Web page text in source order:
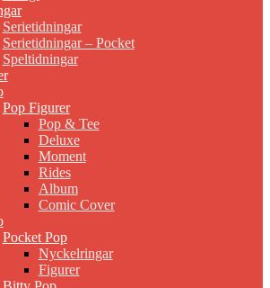
Serietidningar
Serietidningar – Pocket
Speltidningar
Pop Figurer
Pop & Tee
Deluxe
Moment
Rides
Album
Comic Cover
Pocket Pop
Nyckelringar
Figurer